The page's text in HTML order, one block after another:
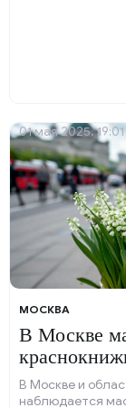
МОСКВА
В Москве
В Москве и
наблюдается
01 мая 2025, 19:01